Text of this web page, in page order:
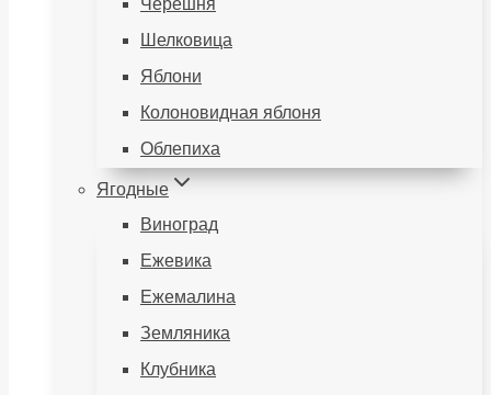
Черешня
Шелковица
Яблони
Колоновидная яблоня
Облепиха
Ягодные
Виноград
Ежевика
Ежемалина
Земляника
Клубника